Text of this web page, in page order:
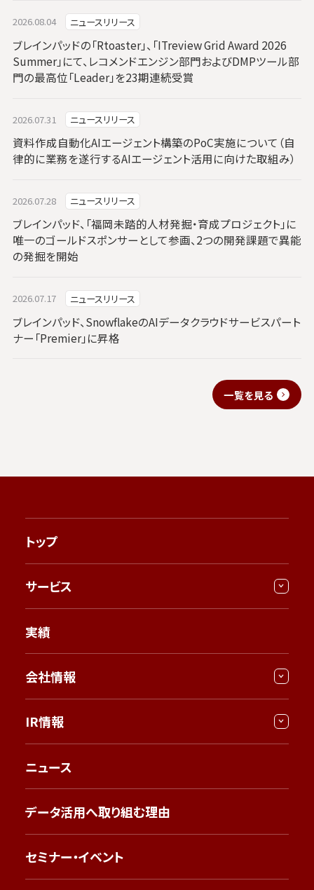
2026.08.04 ニュースリリース
ブレインパッドの「Rtoaster」、「ITreview Grid Award 2026
Summer」にて、レコメンドエンジン部門およびDMPツール部
門の最高位「Leader」を23期連続受賞
2026.07.31 ニュースリリース
資料作成自動化AIエージェント構築のPoC実施について（自
律的に業務を遂行するAIエージェント活用に向けた取組み）
2026.07.28 ニュースリリース
ブレインパッド、「福岡未踏的人材発掘・育成プロジェクト」に
唯一のゴールドスポンサーとして参画、2つの開発課題で異能
の発掘を開始
2026.07.17 ニュースリリース
ブレインパッド、SnowflakeのAIデータクラウドサービスパート
ナー「Premier」に昇格
一覧を見る
トップ
サービス
実績
会社情報
IR情報
ニュース
データ活用へ取り組む理由
セミナー・イベント